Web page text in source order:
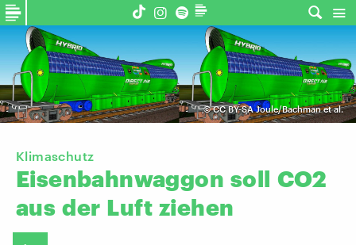
©CC BY-SA Joule/Bachman et al.
Klimaschutz
Eisenbahnwaggon soll CO2
aus der Luft ziehen